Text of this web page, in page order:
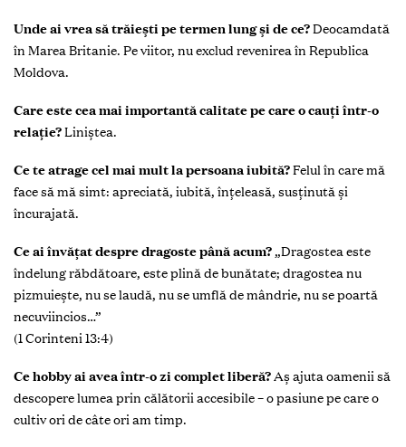
Unde ai vrea să trăiești pe termen lung și de ce?Deocamdată
în Marea Britanie. Pe viitor, nu exclud revenirea în Republica
Moldova.
Care este cea mai importantă calitate pe care o cauți într-o
relație?Liniștea.
Ce te atrage cel mai mult la persoana iubită?Felul în care mă
face să mă simt: apreciată, iubită, înțeleasă, susținută și
încurajată.
Ce ai învățat despre dragoste până acum? „Dragostea este
îndelung răbdătoare, este plină de bunătate; dragostea nu
pizmuiește, nu se laudă, nu se umflă de mândrie, nu se poartă
necuviincios…”
(1 Corinteni 13:4)
Ce hobby ai avea într-o zi complet liberă?Aș ajuta oamenii să
descopere lumea prin călătorii accesibile – o pasiune pe care o
cultiv ori de câte ori am timp.